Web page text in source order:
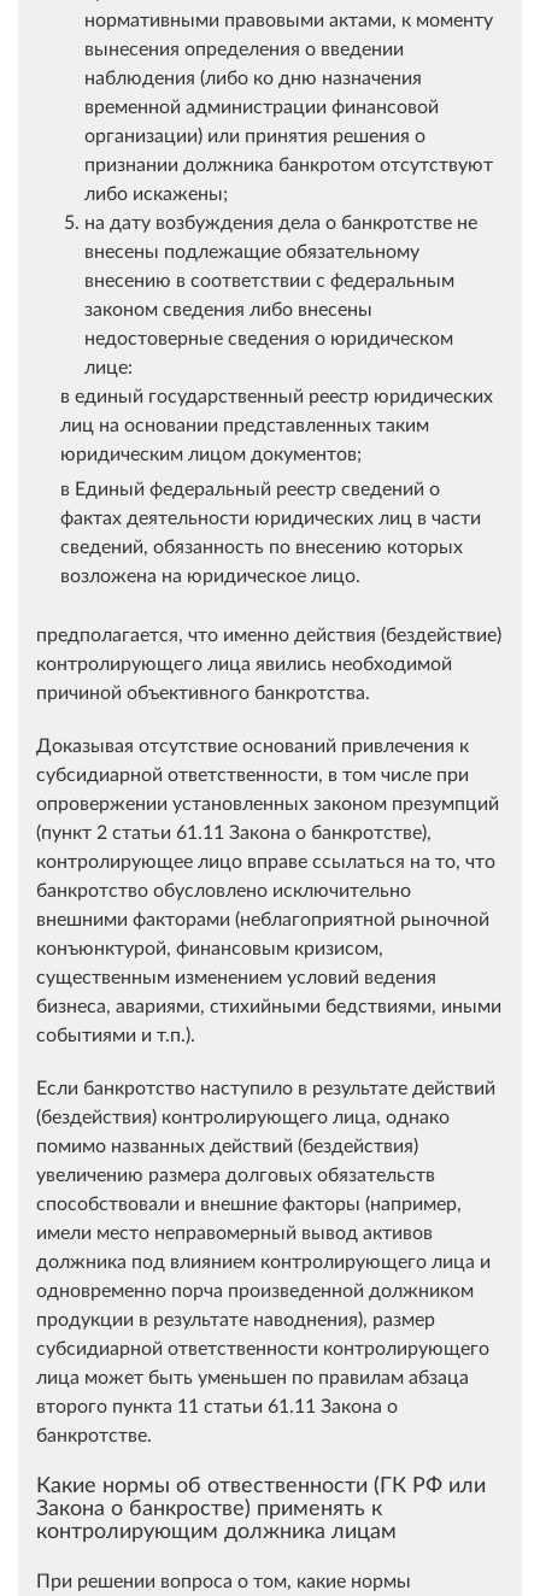
нормативными правовыми актами, к моменту
вынесения определения о введении
наблюдения (либо ко дню назначения
временной администрации финансовой
организации) или принятия решения о
признании должника банкротом отсутствуют
либо искажены;
на дату возбуждения дела о банкротстве не
внесены подлежащие обязательному
внесению в соответствии с федеральным
законом сведения либо внесены
недостоверные сведения о юридическом
лице:
в единый государственный реестр юридических
лиц на основании представленных таким
юридическим лицом документов;
в Единый федеральный реестр сведений о
фактах деятельности юридических лиц в части
сведений, обязанность по внесению которых
возложена на юридическое лицо.
предполагается, что именно действия (бездействие)
контролирующего лица явились необходимой
причиной объективного банкротства.
Доказывая отсутствие оснований привлечения к
субсидиарной ответственности, в том числе при
опровержении установленных законом презумпций
(пункт 2 статьи 61.11 Закона о банкротстве),
контролирующее лицо вправе ссылаться на то, что
банкротство обусловлено исключительно
внешними факторами (неблагоприятной рыночной
конъюнктурой, финансовым кризисом,
существенным изменением условий ведения
бизнеса, авариями, стихийными бедствиями, иными
событиями и т.п.).
Если банкротство наступило в результате действий
(бездействия) контролирующего лица, однако
помимо названных действий (бездействия)
увеличению размера долговых обязательств
способствовали и внешние факторы (например,
имели место неправомерный вывод активов
должника под влиянием контролирующего лица и
одновременно порча произведенной должником
продукции в результате наводнения), размер
субсидиарной ответственности контролирующего
лица может быть уменьшен по правилам абзаца
второго пункта 11 статьи 61.11 Закона о
банкротстве.
Какие нормы об отвественности (ГК РФ или
Закона о банкростве) применять к
контролирующим должника лицам
При решении вопроса о том, какие нормы